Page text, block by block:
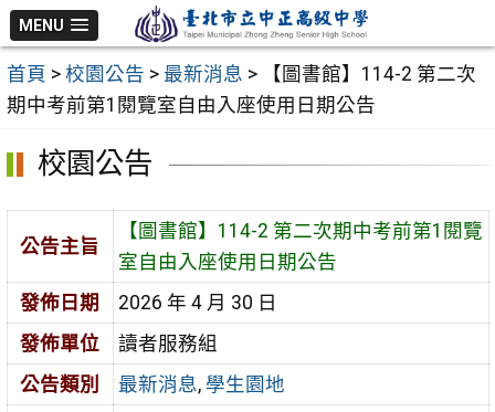
跳
至
主
要
MENU
首頁 > 校園公告 > 最新消息 >
【圖書館】114-2 第二次
期中考前第1閱覽室自由入座使用日期公告
校園公告
公告主旨
【圖書館】114-2 第二次期中考前第1閱覽
室自由入座使用日期公告
發佈日期
2026 年 4 月 30 日
發佈單位
讀者服務組
公告類別
最新消息, 學生園地